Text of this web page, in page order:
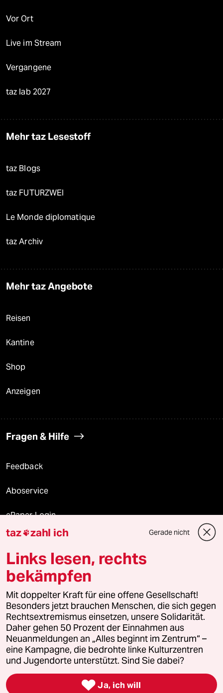
Vor Ort
Live im Stream
Vergangene
taz lab 2027
Mehr taz Lesestoff
taz Blogs
taz FUTURZWEI
Le Monde diplomatique
taz Archiv
Mehr taz Angebote
Reisen
Kantine
Shop
Anzeigen
Fragen & Hilfe
Feedback
Aboservice
ePaper Login
Downloads für Abonnierende
© 2026 taz Verlags und Vertriebs GmbH
Alle Rechte vorbehalten. Bei rechtlichen Fragen oder für Genehmigungen
wenden Sie sich bitte an
lizenzen@taz.de
Feedback Redaktionsstatut Kommune-Richtlinien
Leitlinie Informant Datenschutz Impressum AGB
Seitenwende Einwilligungen widerrufen (Ads)
taz zahl ich Gerade nicht
Links lesen, rechts
bekämpfen
Mit doppelter Kraft für eine offene Gesellschaft!
Besonders jetzt brauchen Menschen, die sich gegen
Rechtsextremismus einsetzen, unsere Solidarität.
Daher gehen 50 Prozent der Einnahmen aus
Neuanmeldungen an „Alles beginnt im Zentrum“ –
eine Kampagne, die bedrohte linke Kulturzentren
und Jugendorte unterstützt. Sind Sie dabei?
 Ja, ich will